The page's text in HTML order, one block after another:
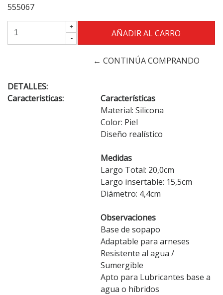
555067
+
-
← CONTINÚA COMPRANDO
DETALLES:
Caracteristicas:
Características
Material: Silicona
Color: Piel
Diseño realístico
Medidas
Largo Total: 20,0cm
Largo insertable: 15,5cm
Diámetro: 4,4cm
Observaciones
Base de sopapo
Adaptable para arneses
Resistente al agua /
Sumergible
Apto para Lubricantes base a
agua o híbridos